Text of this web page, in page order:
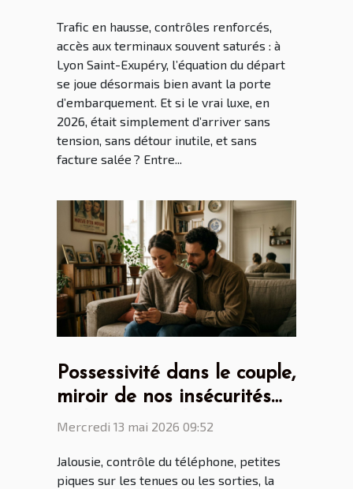
Trafic en hausse, contrôles renforcés,
accès aux terminaux souvent saturés : à
Lyon Saint-Exupéry, l’équation du départ
se joue désormais bien avant la porte
d’embarquement. Et si le vrai luxe, en
2026, était simplement d’arriver sans
tension, sans détour inutile, et sans
facture salée ? Entre...
Possessivité dans le couple,
miroir de nos insécurités
ou héritage culturel ?
Mercredi 13 mai 2026 09:52
Jalousie, contrôle du téléphone, petites
piques sur les tenues ou les sorties, la